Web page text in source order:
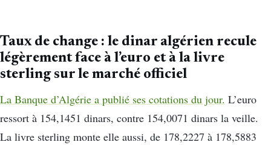
Taux de change : le dinar algérien recule
légèrement face à l’euro et à la livre
sterling sur le marché officiel
La Banque d’Algérie a publié ses cotations du jour. L’euro
ressort à 154,1451 dinars, contre 154,0071 dinars la veille.
La livre sterling monte elle aussi, de 178,2227 à 178,5883